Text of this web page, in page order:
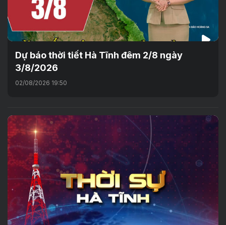
Dự báo thời tiết Hà Tĩnh đêm 2/8 ngày
3/8/2026
02/08/2026 19:50